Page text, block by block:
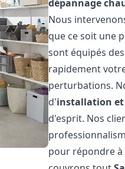
dépannage
Nous
que ce soit une
sont équipés
rapidement
perturbations.
d'installation et
d'esprit. Nos
pour répondre à